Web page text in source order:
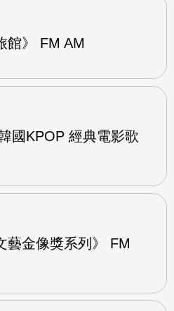
館》 FM AM
國KPOP 經典電影歌
藝金像獎系列》 FM